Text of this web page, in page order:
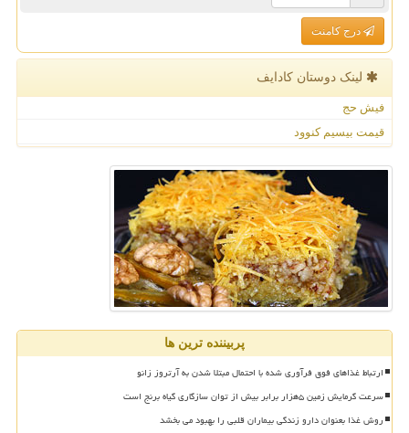
درج کامنت
لینک دوستان كادایف
فیش حج
قیمت بیسیم کنوود
پربیننده ترین ها
ارتباط غذاهای فوق فرآوری شده با احتمال مبتلا شدن به آرتروز زانو
سرعت گرمایش زمین ۵هزار برابر بیش از توان سازگاری گیاه برنج است
روش غذا بعنوان دارو زندگی بیماران قلبی را بهبود می بخشد